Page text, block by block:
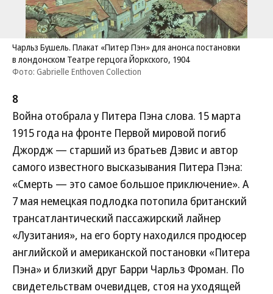
Чарльз Бушель. Плакат «Питер Пэн» для анонса постановки
в лондонском Театре герцога Йоркского, 1904
Фото: Gabrielle Enthoven Collection
8
Война отобрала у Питера Пэна слова. 15 марта
1915 года на фронте Первой мировой погиб
Джордж — старший из братьев Дэвис и автор
самого известного высказывания Питера Пэна:
«Смерть — это самое большое приключение». А
7 мая немецкая подлодка потопила британский
трансатлантический пассажирский лайнер
«Лузитания», на его борту находился продюсер
английской и американской постановки «Питера
Пэна» и близкий друг Барри Чарльз Фроман. По
свидетельствам очевидцев, стоя на уходящей